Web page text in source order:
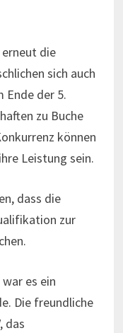
die
sich auch
Ende der 5.
zu Buche
können
Leistung sein.
dass die
zur
es ein
Die freundliche
das